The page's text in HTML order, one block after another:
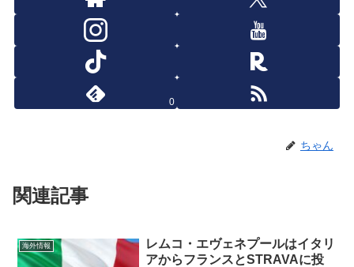
0
ちゃん
関連記事
海外情報
レムコ・エヴェネプールはイタリ
アからフランスとSTRAVAに投